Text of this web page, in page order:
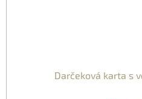
Darčeková karta s